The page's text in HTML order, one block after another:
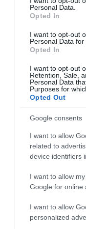
Personal Data.
Opted In
I want to opt-out
Personal Data for
Opted In
I want to opt-out
Retention, Sale,
Personal Data
Purposes for
Opted Out
Google consents
I want to allow
related to
device identifiers
I want to allow
Google for online
I want to allow
personalized
szigetek, valamint
A Krabi
csak hajóval való
elszigetelt,
látványt nyújt.
lévő, a „Part”
Bay, amelynek
korlátozták.
Phuket városában
Beach mellett
Beach, vagy a
is. Akik a tömegtől
keresnek, azoknak